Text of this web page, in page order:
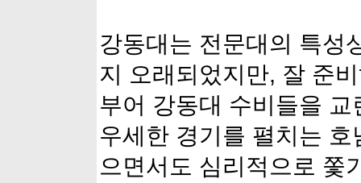
강동대는 전문대의 특성
지 오래되었지만, 잘 준
부어 강동대 수비들을 교
우세한 경기를 펼치는
으면서도 심리적으로 쫓